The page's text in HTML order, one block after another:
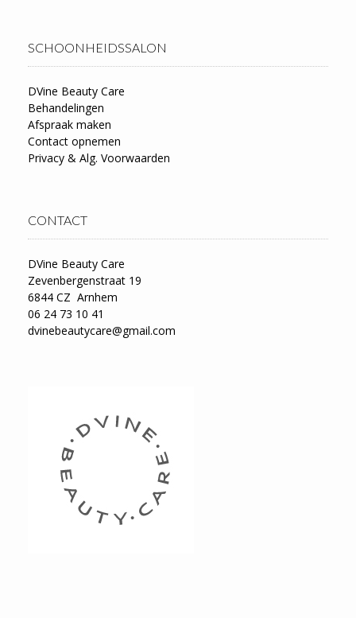
SCHOONHEIDSSALON
DVine Beauty Care
Behandelingen
Afspraak maken
Contact opnemen
Privacy & Alg. Voorwaarden
CONTACT
DVine Beauty Care
Zevenbergenstraat 19
6844 CZ Arnhem
06 24 73 10 41
dvinebeautycare@gmail.com